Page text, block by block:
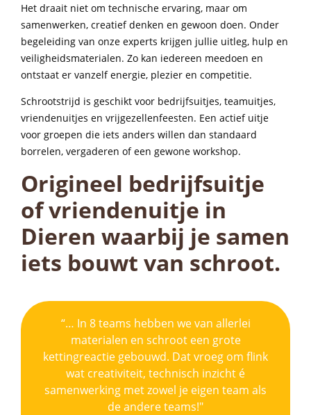
Het draait niet om technische ervaring, maar om
samenwerken, creatief denken en gewoon doen. Onder
begeleiding van onze experts krijgen jullie uitleg, hulp en
veiligheidsmaterialen. Zo kan iedereen meedoen en
ontstaat er vanzelf energie, plezier en competitie.
Schrootstrijd is geschikt voor bedrijfsuitjes, teamuitjes,
vriendenuitjes en vrijgezellenfeesten. Een actief uitje
voor groepen die iets anders willen dan standaard
borrelen, vergaderen of een gewone workshop.
Origineel bedrijfsuitje
of vriendenuitje in
Dieren waarbij je samen
iets bouwt van schroot.
“… In 8 teams hebben we van allerlei
materialen en schroot een grote
kettingreactie gebouwd. Dat vroeg om flink
wat creativiteit, technisch inzicht é
samenwerking met zowel je eigen team als
de andere teams!"